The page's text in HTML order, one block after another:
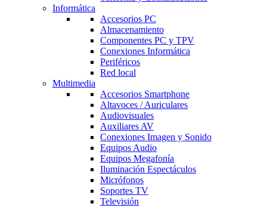
Informática
Accesorios PC
Almacenamiento
Componentes PC y TPV
Conexiones Informática
Periféricos
Red local
Multimedia
Accesorios Smartphone
Altavoces / Auriculares
Audiovisuales
Auxiliares AV
Conexiones Imagen y Sonido
Equipos Audio
Equipos Megafonía
Iluminación Espectáculos
Micrófonos
Soportes TV
Televisión